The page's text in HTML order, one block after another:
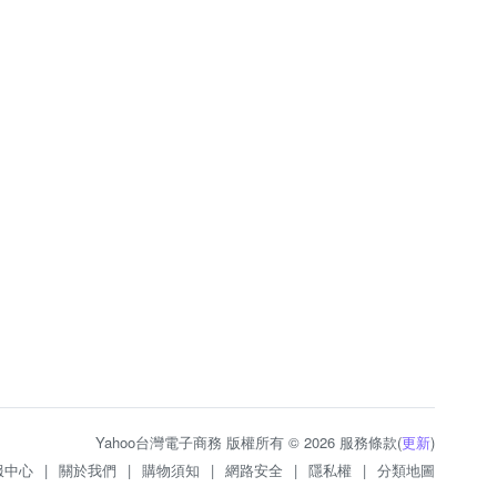
Yahoo台灣電子商務 版權所有 © 2026 服務條款(更新)
中心 | 關於我們 | 購物須知 | 網路安全 | 隱私權 | 分類地圖